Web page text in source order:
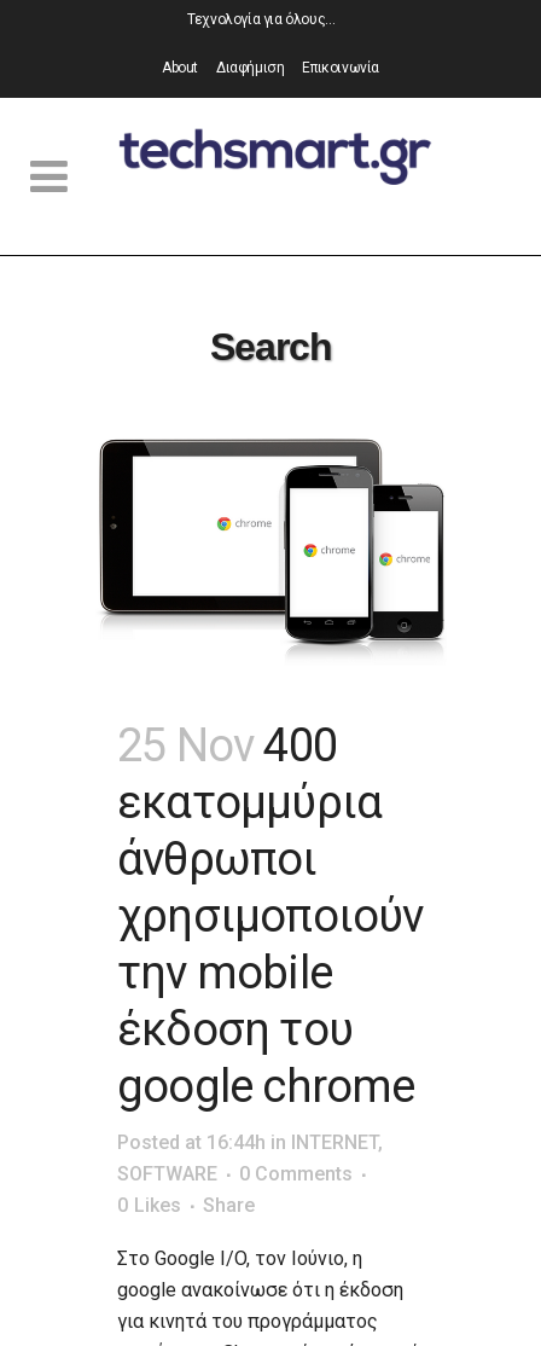
Τεχνολογία για όλους…
About Διαφήμιση Επικοινωνία
Search
25 Nov400
εκατομμύρια
άνθρωποι
χρησιμοποιούν
την mobile
έκδοση του
google chrome
Posted at 16:44h in INTERNET,
SOFTWARE
0 Comments
0 Likes Share
Στο Google I/O, τον Ιούνιο, η
google ανακοίνωσε ότι η έκδοση
για κινητά του προγράμματος